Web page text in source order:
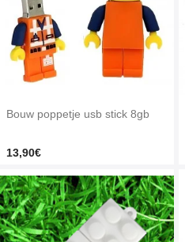
Bouw poppetje usb stick 8gb
13,90€